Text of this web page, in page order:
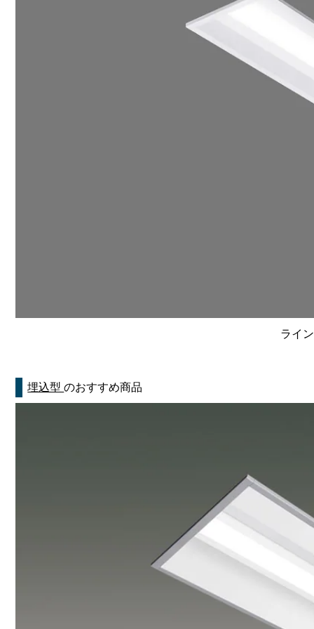
ライ
埋込型のおすすめ商品